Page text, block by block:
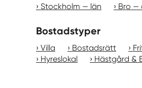
Stockholm — län Bro —
Bostadstyper
Villa Bostadsrätt
Hyreslokal
Hästgård &